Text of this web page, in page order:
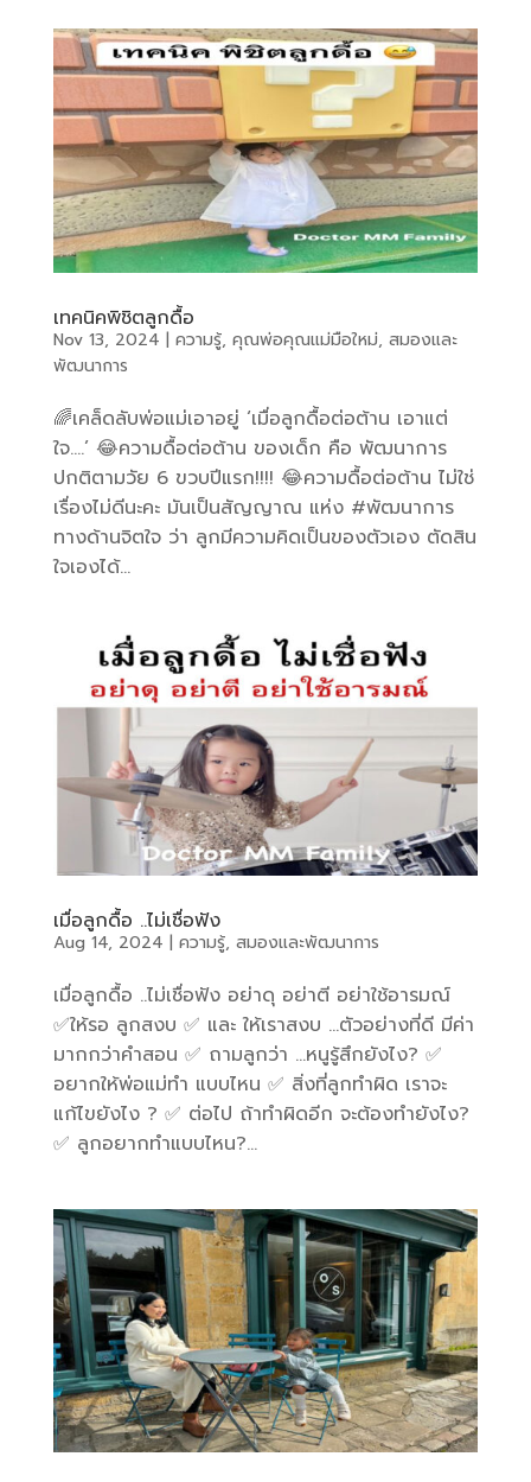
เทคนิคพิชิตลูกดื้อ
Nov 13, 2024 | ความรู้, คุณพ่อคุณแม่มือใหม่, สมองและ
พัฒนาการ
🌈เคล็ดลับพ่อแม่เอาอยู่ ‘เมื่อลูกดื้อต่อต้าน เอาแต่
ใจ….’ 😂ความดื้อต่อต้าน ของเด็ก คือ พัฒนาการ
ปกติตามวัย 6 ขวบปีแรก!!!! 😂ความดื้อต่อต้าน ไม่ใช่
เรื่องไม่ดีนะคะ มันเป็นสัญญาณ แห่ง #พัฒนาการ
ทางด้านจิตใจ ว่า ลูกมีความคิดเป็นของตัวเอง ตัดสิน
ใจเองได้...
เมื่อลูกดื้อ ..ไม่เชื่อฟัง
Aug 14, 2024 | ความรู้, สมองและพัฒนาการ
เมื่อลูกดื้อ ..ไม่เชื่อฟัง อย่าดุ อย่าตี อย่าใช้อารมณ์
✅ให้รอ ลูกสงบ ✅ และ ให้เราสงบ …ตัวอย่างที่ดี มีค่า
มากกว่าคำสอน ✅ ถามลูกว่า …หนูรู้สึกยังไง? ✅
อยากให้พ่อแม่ทำ แบบไหน ✅ สิ่งที่ลูกทำผิด เราจะ
แก้ไขยังไง ? ✅ ต่อไป ถ้าทำผิดอีก จะต้องทำยังไง?
✅ ลูกอยากทำแบบไหน?...